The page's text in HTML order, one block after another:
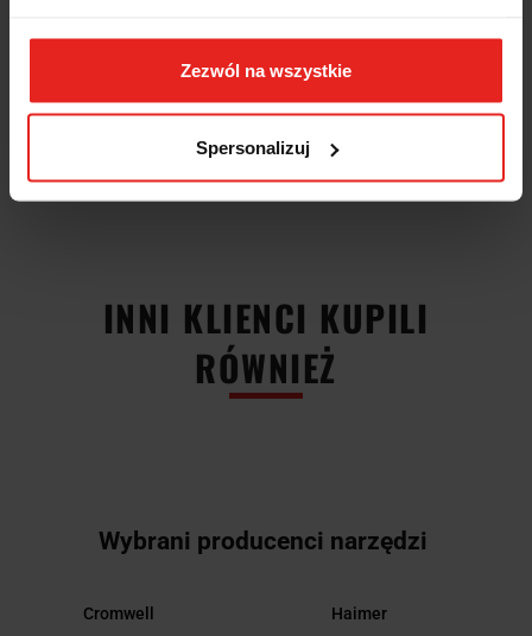
Zezwól na wszystkie
Spersonalizuj
Dostępności towarów FANAR są podane orientacyjnie i mogą się
kontakt z obsługą sklepu w celu potwierdzenia aktualnego stanu
INNI KLIENCI KUPILI
RÓWNIEŻ
Wybrani producenci narzędzi
Cromwell
Haimer